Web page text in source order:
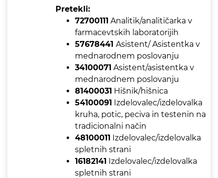
Pretekli:
72700111 Analitik/analitičarka v
farmacevtskih laboratorijih
57678441 Asistent/ Asistentka v
mednarodnem poslovanju
34100071 Asistent/asistentka v
mednarodnem poslovanju
81400031 Hišnik/hišnica
54100091 Izdelovalec/izdelovalka
kruha, potic, peciva in testenin na
tradicionalni način
48100011 Izdelovalec/izdelovalka
spletnih strani
16182141 Izdelovalec/izdelovalka
spletnih strani